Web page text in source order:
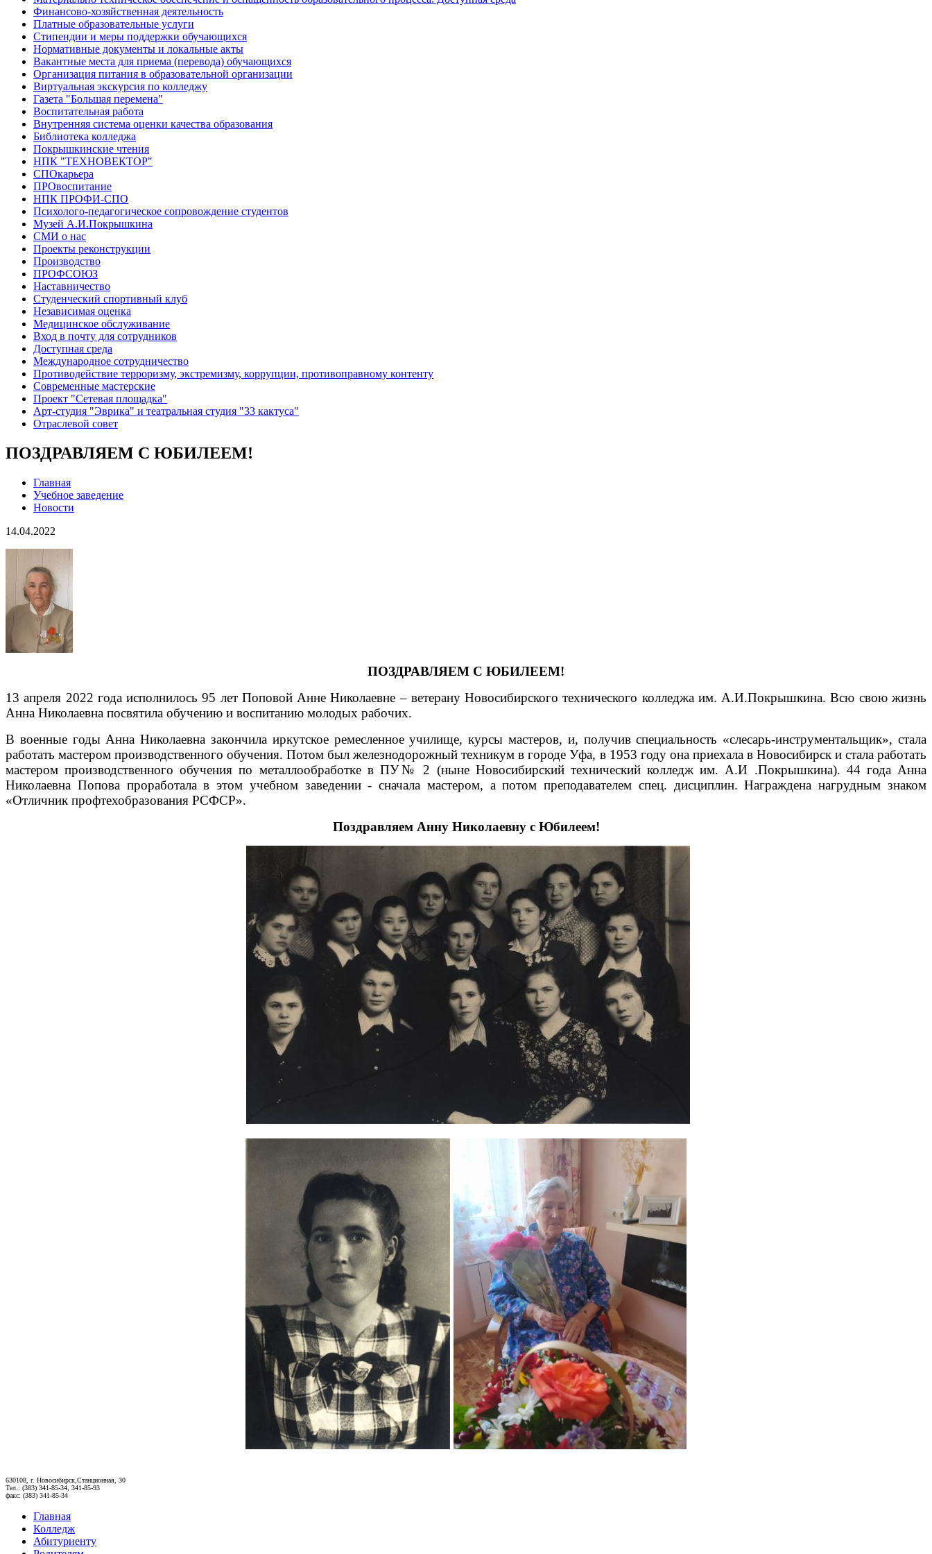
Финансово-хозяйственная деятельность
Платные образовательные услуги
Стипендии и меры поддержки обучающихся
Нормативные документы и локальные акты
Вакантные места для приема (перевода) обучающихся
Организация питания в образовательной организации
Виртуальная экскурсия по колледжу
Газета "Большая перемена"
Воспитательная работа
Внутренняя система оценки качества образования
Библиотека колледжа
Покрышкинские чтения
НПК "ТЕХНОВЕКТОР"
СПОкарьера
ПРОвоспитание
НПК ПРОФИ-СПО
Психолого-педагогическое сопровождение студентов
Музей А.И.Покрышкина
СМИ о нас
Проекты реконструкции
Производство
ПРОФСОЮЗ
Наставничество
Студенческий спортивный клуб
Независимая оценка
Медицинское обслуживание
Вход в почту для сотрудников
Доступная среда
Международное сотрудничество
Противодействие терроризму, экстремизму, коррупции, противоправному контенту
Современные мастерские
Проект "Сетевая площадка"
Арт-студия "Эврика" и театральная студия "33 кактуса"
Отраслевой совет
ПОЗДРАВЛЯЕМ С ЮБИЛЕЕМ!
Главная
Учебное заведение
Новости
14.04.2022
ПОЗДРАВЛЯЕМ С ЮБИЛЕЕМ!
13 апреля 2022 года исполнилось 95 лет Поповой Анне Николаевне – ветерану Новосибирского технического колледжа им. А.И.Покрышкина. Всю свою жизнь
Анна Николаевна посвятила обучению и воспитанию молодых рабочих.
В военные годы Анна Николаевна закончила иркутское ремесленное училище, курсы мастеров, и, получив специальность «слесарь-инструментальщик», стала
работать мастером производственного обучения. Потом был железнодорожный техникум в городе Уфа, в 1953 году она приехала в Новосибирск и стала работать
мастером производственного обучения по металлообработке в ПУ№ 2 (ныне Новосибирский технический колледж им. А.И .Покрышкина). 44 года Анна
Николаевна Попова проработала в этом учебном заведении - сначала мастером, а потом преподавателем спец. дисциплин. Награждена нагрудным знаком
«Отличник профтехобразования РСФСР».
Поздравляем Анну Николаевну с Юбилеем!
630108, г. Новосибирск,Станционная, 30
Тел.: (383) 341-85-34, 341-85-93
факс: (383) 341-85-34
Главная
Колледж
Абитуриенту